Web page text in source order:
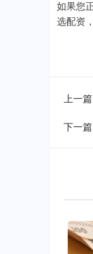
如果您
选配资
上一篇
下一篇